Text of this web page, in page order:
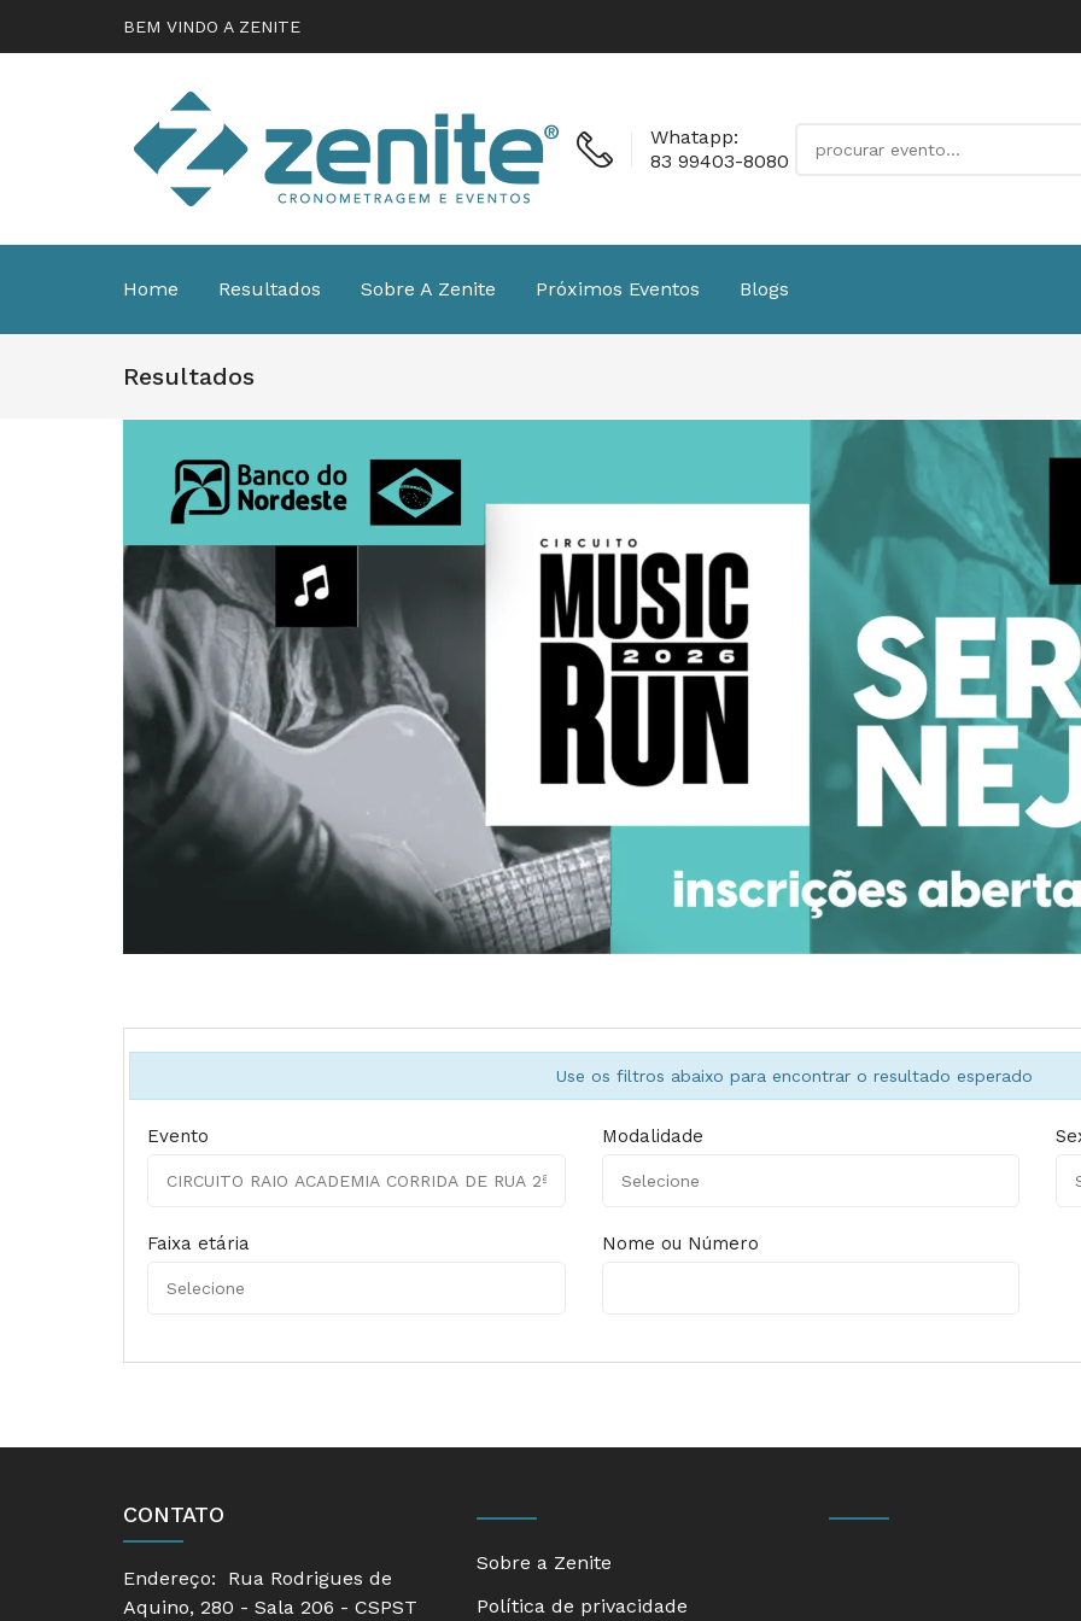
BEM VINDO A ZENITE
Whatapp:
83 99403-8080
Home Resultados Sobre A Zenite Próximos Eventos Blogs
Resultados
Use os filtros abaixo para encontrar o resultado esperado
Evento Modalidade
Faixa etária Nome ou Número
CONTATO
Endereço:
Rua Rodrigues de
Aquino, 280 - Sala 206 - CSPST
Sobre a Zenite
Política de privacidade